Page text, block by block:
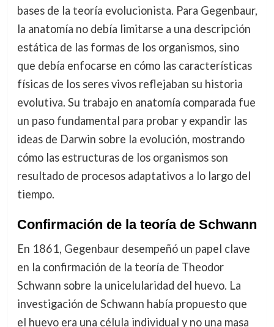
bases de la teoría evolucionista. Para Gegenbaur,
la anatomía no debía limitarse a una descripción
estática de las formas de los organismos, sino
que debía enfocarse en cómo las características
físicas de los seres vivos reflejaban su historia
evolutiva. Su trabajo en anatomía comparada fue
un paso fundamental para probar y expandir las
ideas de Darwin sobre la evolución, mostrando
cómo las estructuras de los organismos son
resultado de procesos adaptativos a lo largo del
tiempo.
Confirmación de la teoría de Schwann
En 1861, Gegenbaur desempeñó un papel clave
en la confirmación de la teoría de Theodor
Schwann sobre la unicelularidad del huevo. La
investigación de Schwann había propuesto que
el huevo era una célula individual y no una masa